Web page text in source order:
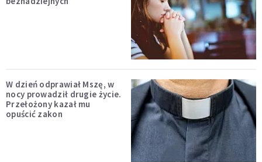
W dzień odprawiał Mszę, w
nocy prowadził drugie życie.
Przełożony kazał mu
opuścić zakon